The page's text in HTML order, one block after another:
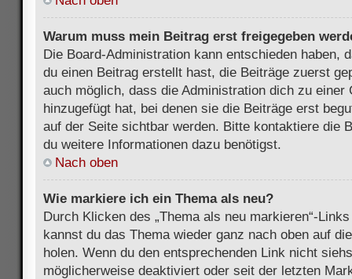
Warum muss mein Beitrag erst freigegeben
Die Board-Administration kann entschieden haben,
du einen Beitrag erstellt hast, die Beiträge zuerst
auch möglich, dass die Administration dich zu einer
hinzugefügt hat, bei denen sie die Beiträge erst
auf der Seite sichtbar werden. Bitte kontaktiere die
du weitere Informationen dazu benötigst.
Nach oben
Wie markiere ich ein Thema als neu?
Durch Klicken des „Thema als neu markieren“-
kannst du das Thema wieder ganz nach oben auf
holen. Wenn du den entsprechenden Link nicht
möglicherweise deaktiviert oder seit der letzten